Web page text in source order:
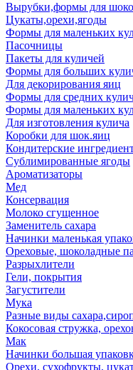
Вырубки,формы для
Цукаты,орехи,ягоды
Формы для маленьких
Пасочницы
Пакеты для куличей
Формы для больших
Для декорирования яиц
Формы для средних
Формы для маленьких
Для изготовления кулича
Коробки для шок.яиц
Кондитерские
Сублимированные ягоды
Ароматизаторы
Мед
Консервация
Молоко сгущенное
Заменитель сахара
Начинки маленькая
Ореховые, шоколадные
Разрыхлители
Гели, покрытия
Загустители
Мука
Разные виды
Кокосовая стружка,
Мак
Начинки большая
Орехи, сухофрукты,